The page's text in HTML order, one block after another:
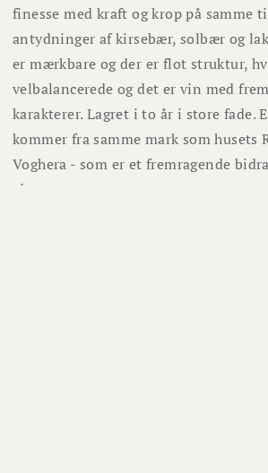
finesse med kraft og krop på samme
antydninger af kirsebær, solbær og
er mærkbare og der er flot struktur,
velbalancerede og det er vin med
karakterer. Lagret i to år i store fade.
kommer fra samme mark som husets
Voghera - som er et fremragende
vin.